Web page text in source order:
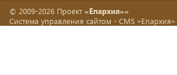
© 2009-2026 Проект «Епархия»»
Система управления сайтом - CMS «Епархия»